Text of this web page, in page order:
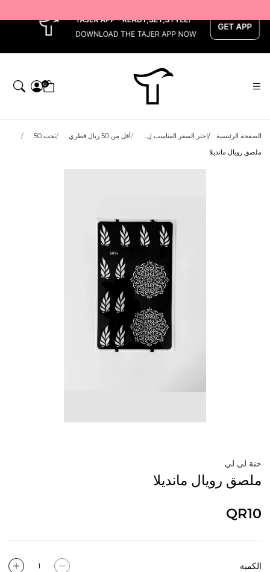
0
الصفحة الرئيسية اختر السعر المناسب ل... أقل من 50 ريال قطري
تحت 50
ملصق رويال مانديلا
حنة لي لي
ملصق رويال مانديلا
QR10
الكمية